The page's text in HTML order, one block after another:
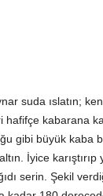
suda ıslatın;
kabarana
gibi büyük kaba
İyice
serin. Şekil